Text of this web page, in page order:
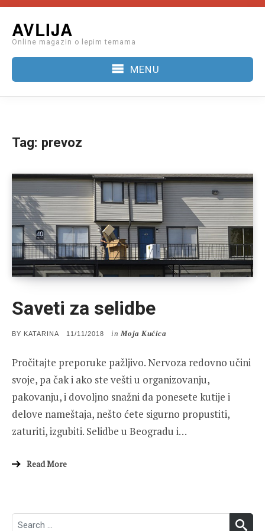
content
AVLIJA
Online magazin o lepim temama
MENU
Tag: prevoz
Saveti za selidbe
BY KATARINA
POSTED
11/11/2018 in Moja Kućica
Pročitajte preporuke pažljivo. Nervoza redovno učini
svoje, pa čak i ako ste vešti u organizovanju,
pakovanju, i dovoljno snažni da ponesete kutije i
delove nameštaja, nešto ćete sigurno propustiti,
zaturiti, izgubiti. Selidbe u Beogradu i…
Read More
Search